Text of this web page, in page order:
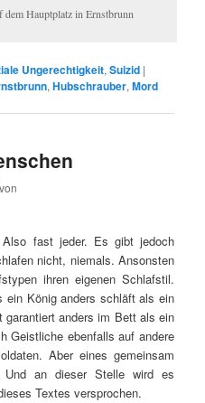
Hauptplatz in Ernstbrunn
Ungerechtigkeit,Suizid |
,Hubschrauber,Mord
von
fast jeder. Es gibt jedoch
nicht, niemals. Ansonsten
ihren eigenen Schlafstil.
ein König anders schläft als ein
anders im Bett als ein
Geistliche ebenfalls auf andere
Aber eines gemeinsam
an dieser Stelle wird es
Textes versprochen.